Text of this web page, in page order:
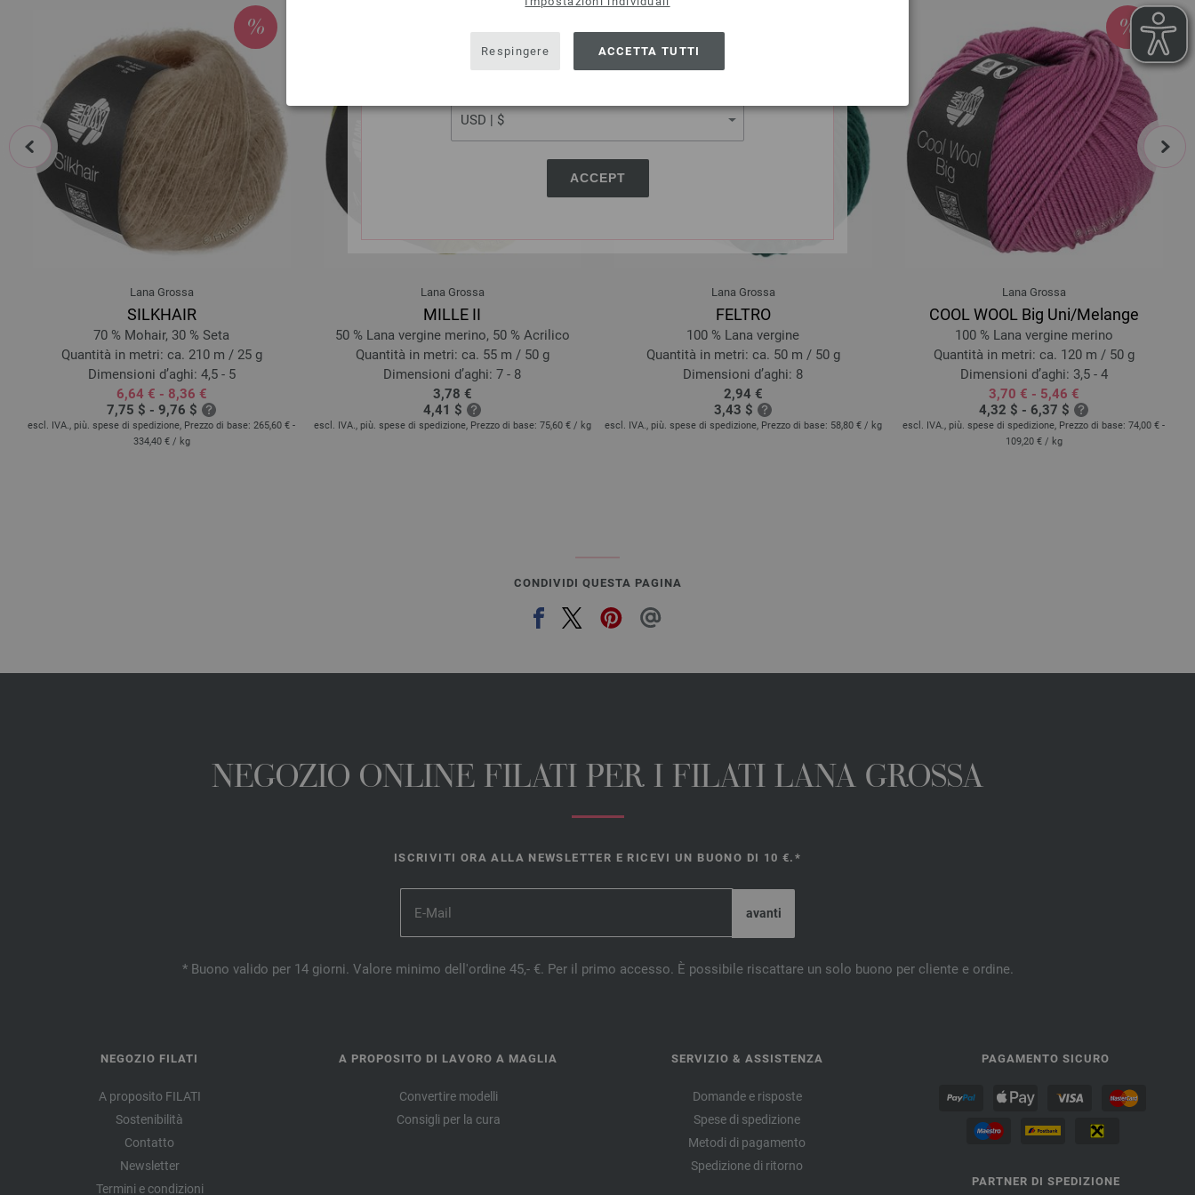
SHIPPING TO
USA - The United States of America
ACCEPT
Respingere ACCETTA TUTTI
Lana Grossa
SILKHAIR
70 % Mohair, 30 % Seta
Quantità in metri: ca. 210 m / 25 g
Dimensioni d’aghi: 4,5 - 5
6,64 € - 8,36 €
7,75 $ - 9,76 $
escl. IVA., più. spese di spedizione, Prezzo di base: 265,60 € -
334,40 € / kg
Lana Grossa
MILLE II
50 % Lana vergine merino, 50 % Acrilico
Quantità in metri: ca. 55 m / 50 g
Dimensioni d’aghi: 7 - 8
3,78 €
4,41 $
escl. IVA., più. spese di spedizione, Prezzo di base: 75,60 € / kg
Lana Grossa
FELTRO
100 % Lana vergine
Quantità in metri: ca. 50 m / 50 g
Dimensioni d’aghi: 8
2,94 €
3,43 $
escl. IVA., più. spese di spedizione, Prezzo di base: 58,80 € / kg
Lana Grossa
COOL WOOL Big Uni/Melange
100 % Lana vergine merino
Quantità in metri: ca. 120 m / 50 g
Dimensioni d’aghi: 3,5 - 4
3,70 € - 5,46 €
4,32 $ - 6,37 $
escl. IVA., più. spese di spedizione, Prezzo di base: 74,00 € -
109,20 € / kg
prev next
CONDIVIDI QUESTA PAGINA
NEGOZIO ONLINE FILATI PER I FILATI LANA GROSSA
ISCRIVITI ORA ALLA NEWSLETTER E RICEVI UN BUONO DI 10 €.*
* Buono valido per 14 giorni. Valore minimo dell'ordine 45,- €. Per il primo accesso. È possibile riscattare un solo buono per cliente e ordine.
NEGOZIO FILATI
A proposito FILATI
Sostenibilità
Contatto
Newsletter
Termini e condizioni
A PROPOSITO DI LAVORO A MAGLIA
Convertire modelli
Consigli per la cura
SERVIZIO & ASSISTENZA
Domande e risposte
Spese di spedizione
Metodi di pagamento
Spedizione di ritorno
PAGAMENTO SICURO
PARTNER DI SPEDIZIONE